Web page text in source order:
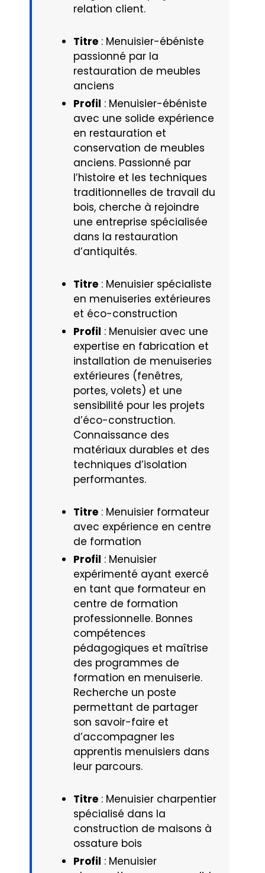
relation client.
Titre : Menuisier-ébéniste
passionné par la
restauration de meubles
anciens
Profil : Menuisier-ébéniste
avec une solide expérience
en restauration et
conservation de meubles
anciens. Passionné par
l’histoire et les techniques
traditionnelles de travail du
bois, cherche à rejoindre
une entreprise spécialisée
dans la restauration
d’antiquités.
Titre : Menuisier spécialiste
en menuiseries extérieures
et éco-construction
Profil : Menuisier avec une
expertise en fabrication et
installation de menuiseries
extérieures (fenêtres,
portes, volets) et une
sensibilité pour les projets
d’éco-construction.
Connaissance des
matériaux durables et des
techniques d’isolation
performantes.
Titre : Menuisier formateur
avec expérience en centre
de formation
Profil : Menuisier
expérimenté ayant exercé
en tant que formateur en
centre de formation
professionnelle. Bonnes
compétences
pédagogiques et maîtrise
des programmes de
formation en menuiserie.
Recherche un poste
permettant de partager
son savoir-faire et
d’accompagner les
apprentis menuisiers dans
leur parcours.
Titre : Menuisier charpentier
spécialisé dans la
construction de maisons à
ossature bois
Profil : Menuisier